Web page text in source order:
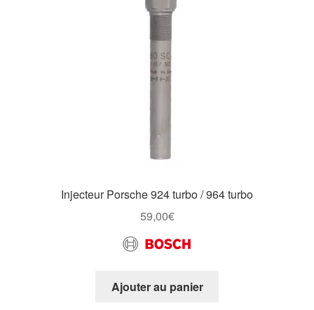
Injecteur Porsche 924 turbo / 964 turbo
59,00€
Ajouter au panier